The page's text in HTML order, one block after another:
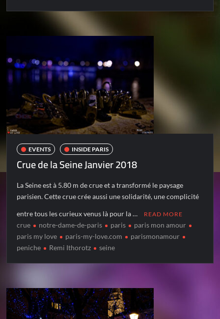
EVENTS INSIDE PARIS
Crue de la Seine Janvier 2018
La Seine est à 5.80 m de crue et a transformé le paysage
parisien. Cette crue crée aussi une solidarité, une complicité
entre tous les curieux venus là pour la … READ MORE
crue notre-dame-de-paris paris
paris mon amour
paris my love
paris-my-love.com
parismonamour
peniche
Remi Ithorotz seine